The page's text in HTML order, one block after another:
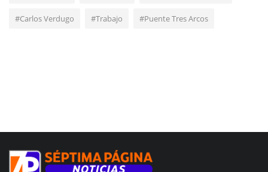
#Carlos Verdugo #Trabajo #Puente Tres Arcos